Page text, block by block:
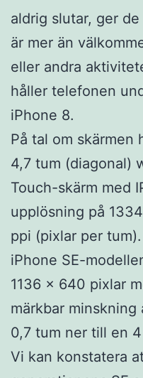
aldrig slutar, ger
är mer än
eller andra
håller telefonen
iPhone 8.
På tal om skärmen
4,7 tum (diagonal)
Touch-skärm med
upplösning på
ppi (pixlar per
iPhone SE-
1136 x 640 pixlar
märkbar minskning
0,7 tum ner till en
Vi kan konstatera